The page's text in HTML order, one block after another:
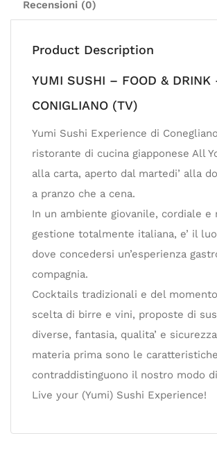
Recensioni (0)
Product Description
YUMI SUSHI – FOOD & DRINK
CONIGLIANO (TV)
Yumi Sushi Experience di
ristorante di cucina giapponese All
alla carta, aperto dal martedi’ alla
a pranzo che a cena.
In un ambiente giovanile, cordiale e
gestione totalmente italiana, e’ il
dove concedersi un’esperienza
compagnia.
Cocktails tradizionali e del
scelta di birre e vini, proposte di
diverse, fantasia, qualita’ e
materia prima sono le
contraddistinguono il nostro modo
Live your (Yumi) Sushi Experience!